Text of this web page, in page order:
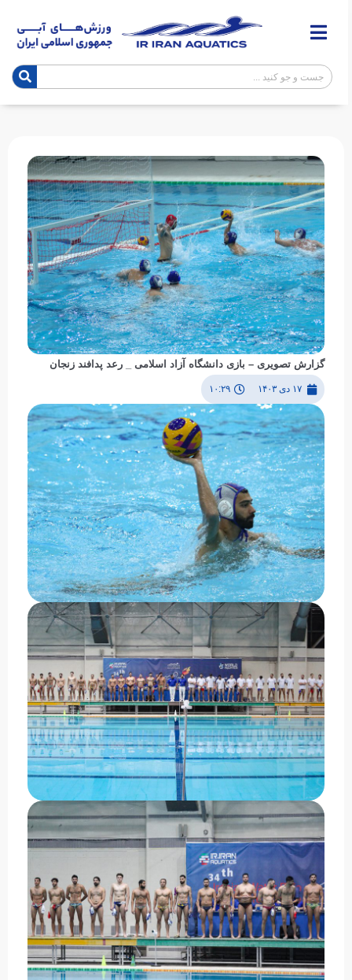
گزارش تصویری – بازی دانشگاه آزاد اسلامی _ رعد پدافند زنجان
۱۷ دی ۱۴۰۳ ۱۰:۲۹